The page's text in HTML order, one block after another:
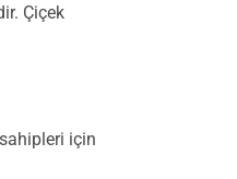
Çiçek
için